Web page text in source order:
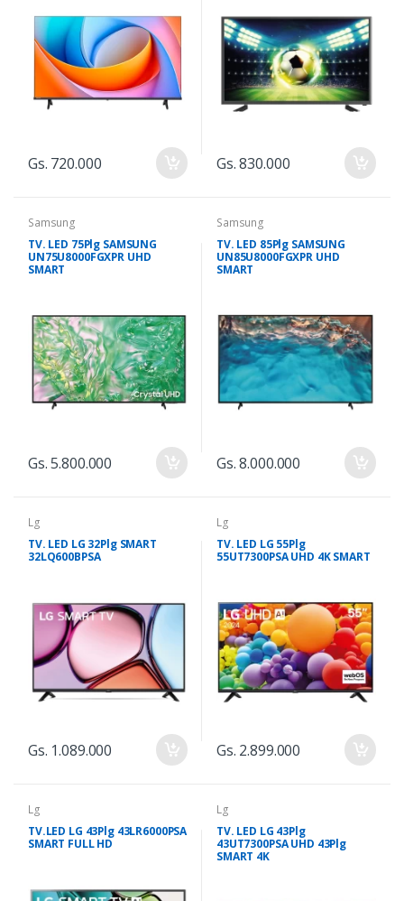
Gs. 720.000 Gs. 830.000
Samsung
TV. LED 75Plg SAMSUNG
UN75U8000FGXPR UHD
SMART
Gs. 5.800.000
Samsung
TV. LED 85Plg SAMSUNG
UN85U8000FGXPR UHD
SMART
Gs. 8.000.000
Lg
TV. LED LG 32Plg SMART
32LQ600BPSA
Gs. 1.089.000
Lg
TV. LED LG 55Plg
55UT7300PSA UHD 4K SMART
Gs. 2.899.000
Lg
TV.LED LG 43Plg 43LR6000PSA
SMART FULL HD
Lg
TV. LED LG 43Plg
43UT7300PSA UHD 43Plg
SMART 4K